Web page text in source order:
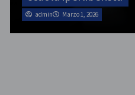
admin Marzo 1, 2026